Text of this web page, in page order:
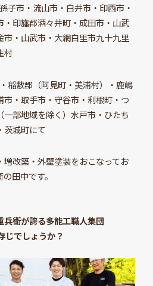
子市・流山市・白井市・印西市・
印旛郡酒々井町・成田市・山武
・山武市・大網白里市九十九里
村
稲敷郡（阿見町・美浦村）・鹿嶋
・取手市・守谷市・利根町・つ
一部地域を除く）水戸市・ひたち
茨城町にて
増改築・外壁塗装をおこなってお
田中です。
兵衛が誇る多能工職人集団
じでしょうか？